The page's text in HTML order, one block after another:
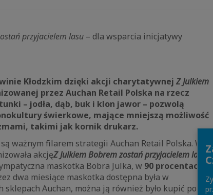
przyjacielem lasu – dla wsparcia inicjatywy
Kłodzkim dzięki akcji charytatywnej Z Julkiem
przez Auchan Retail Polska na rzecz
– jodła, dąb, buk i klon jawor – pozwolą
świerkowe, mające mniejszą możliwość
takimi jak kornik drukarz.
ważnym filarem strategii Auchan Retail Polska. W
akcjęZ Julkiem Bobrem zostań przyjacielem lasu–
maskotka Bobra Julka, w 90 procentach
dwa miesiące maskotka dostępna była w
Auchan, można ją również było kupić